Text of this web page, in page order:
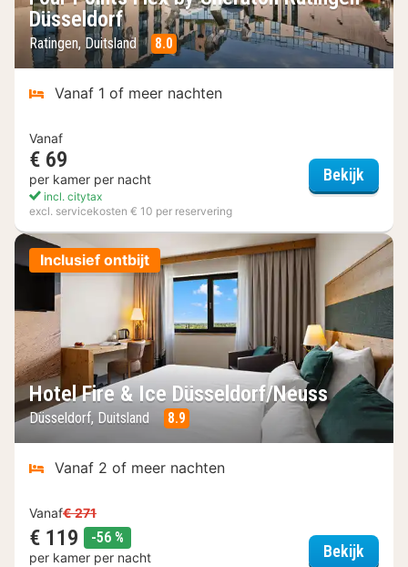
Düsseldorf
Ratingen, Duitsland 8.0
Vanaf 1 of meer nachten
Vanaf
€ 69
per kamer per nacht
incl. citytax
excl. servicekosten € 10 per reservering
Bekijk
Inclusief ontbijt
Hotel Fire & Ice Düsseldorf/Neuss
Düsseldorf, Duitsland 8.9
Vanaf 2 of meer nachten
Vanaf€ 271
€ 119 -56 %
per kamer per nacht Bekijk